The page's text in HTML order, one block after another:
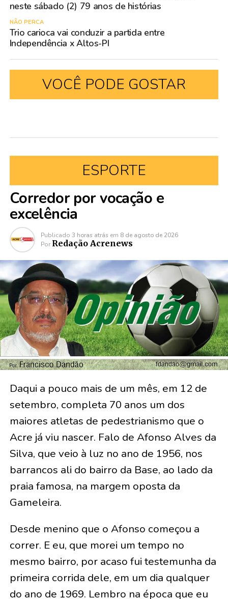
neste sábado (2) 79 anos de histórias
NÃO PERCA
Trio carioca vai conduzir a partida entre
Independência x Altos-PI
VOCÊ PODE GOSTAR
ESPORTE
Corredor por vocação e
excelência
Publicado 3 horas atrás em 8 de agosto de 2026
Por Redação Acrenews
Daqui a pouco mais de um mês, em 12 de
setembro, completa 70 anos um dos
maiores atletas de pedestrianismo que o
Acre já viu nascer. Falo de Afonso Alves da
Silva, que veio à luz no ano de 1956, nos
barrancos ali do bairro da Base, ao lado da
praia famosa, na margem oposta da
Gameleira.
Desde menino que o Afonso começou a
correr. E eu, que morei um tempo no
mesmo bairro, por acaso fui testemunha da
primeira corrida dele, em um dia qualquer
do ano de 1969. Lembro na época que eu